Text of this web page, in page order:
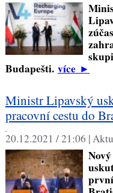
Budapešti. více►
Ministr Lipavský
pracovní cestu do
20.12.2021 / 21:06 |